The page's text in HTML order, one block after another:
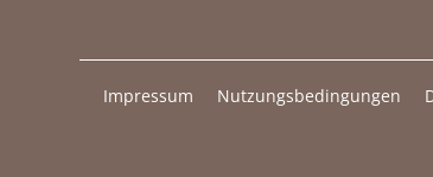
Impressum Nutzungsbedingungen